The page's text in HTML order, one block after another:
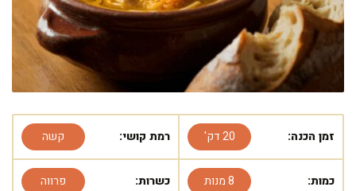
זמן הכנה: 20 דק' רמת קושי: קשה
כמות: 8 מנות כשרות: פרווה